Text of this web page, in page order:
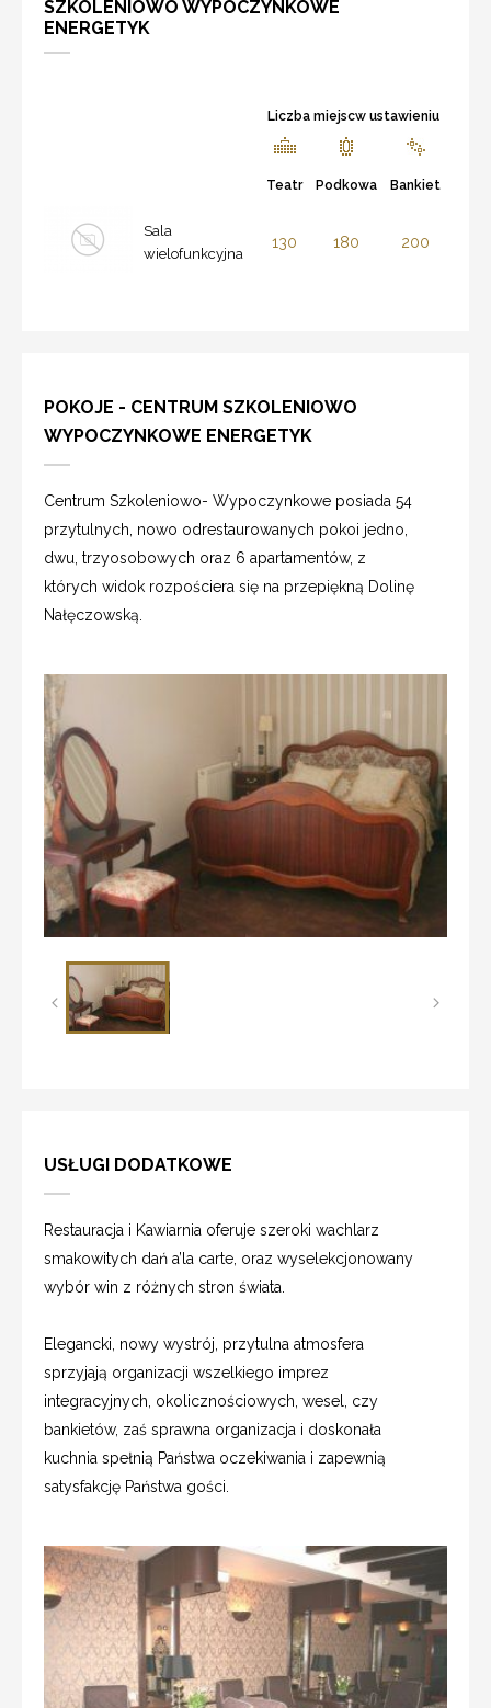
SZKOLENIOWO WYPOCZYNKOWE
ENERGETYK
Liczba miejscw ustawieniu
Teatr Podkowa Bankiet
Sala
wielofunkcyjna
130 180 200
POKOJE - CENTRUM SZKOLENIOWO
WYPOCZYNKOWE ENERGETYK
Centrum Szkoleniowo- Wypoczynkowe posiada 54
przytulnych, nowo odrestaurowanych pokoi jedno,
dwu, trzyosobowych oraz 6 apartamentów, z
których widok rozpościera się na przepiękną Dolinę
Nałęczowską.
USŁUGI DODATKOWE
Restauracja i Kawiarnia oferuje szeroki wachlarz
smakowitych dań a’la carte, oraz wyselekcjonowany
wybór win z różnych stron świata.
Elegancki, nowy wystrój, przytulna atmosfera
sprzyjają organizacji wszelkiego imprez
integracyjnych, okolicznościowych, wesel, czy
bankietów, zaś sprawna organizacja i doskonała
kuchnia spełnią Państwa oczekiwania i zapewnią
satysfakcję Państwa gości.